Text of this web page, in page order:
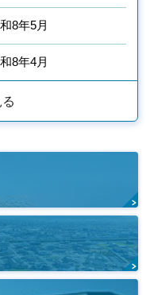
8年5月
8年4月